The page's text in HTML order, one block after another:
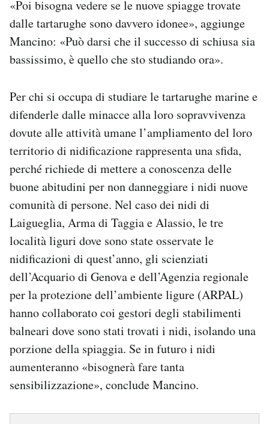
«Poi bisogna vedere se le nuove spiagge trovate
dalle tartarughe sono davvero idonee», aggiunge
Mancino: «Può darsi che il successo di schiusa sia
bassissimo, è quello che sto studiando ora».
Per chi si occupa di studiare le tartarughe marine e
difenderle dalle minacce alla loro sopravvivenza
dovute alle attività umane l’ampliamento del loro
territorio di nidificazione rappresenta una sfida,
perché richiede di mettere a conoscenza delle
buone abitudini per non danneggiare i nidi nuove
comunità di persone. Nel caso dei nidi di
Laigueglia, Arma di Taggia e Alassio, le tre
località liguri dove sono state osservate le
nidificazioni di quest’anno, gli scienziati
dell’Acquario di Genova e dell’Agenzia regionale
per la protezione dell’ambiente ligure (ARPAL)
hanno collaborato coi gestori degli stabilimenti
balneari dove sono stati trovati i nidi, isolando una
porzione della spiaggia. Se in futuro i nidi
aumenteranno «bisognerà fare tanta
sensibilizzazione», conclude Mancino.